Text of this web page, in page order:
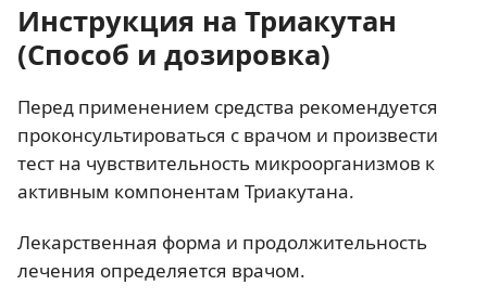
Инструкция на Триакутан
(Способ и дозировка)
Перед применением средства рекомендуется
проконсультироваться с врачом и произвести
тест на чувствительность микроорганизмов к
активным компонентам Триакутана.
Лекарственная форма и продолжительность
лечения определяется врачом.